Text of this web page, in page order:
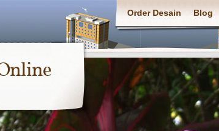
Order Desain Blog